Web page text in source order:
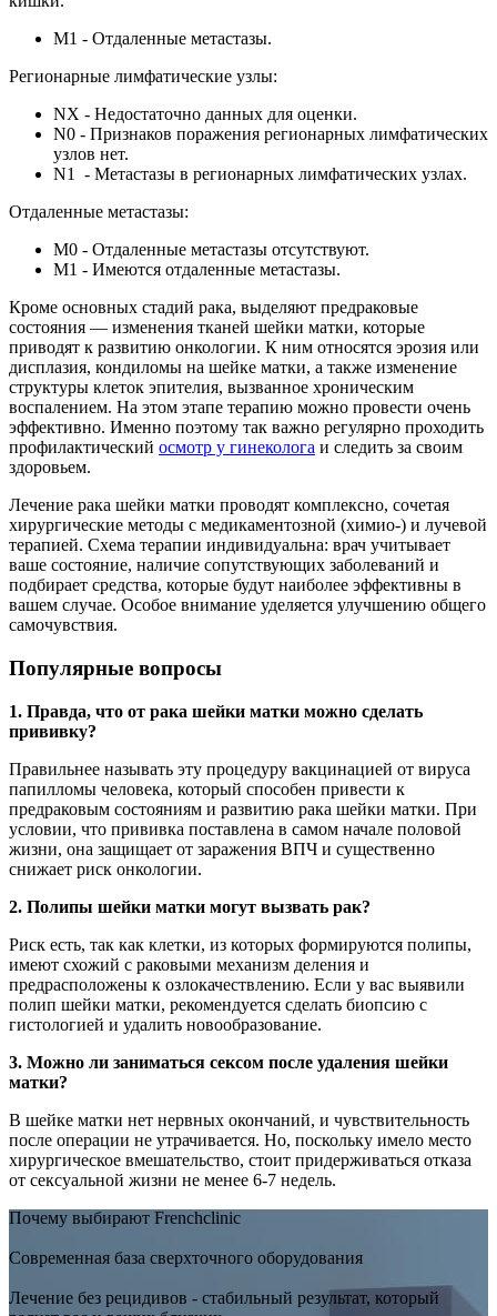
M1 - Отдаленные метастазы.
Регионарные лимфатические узлы:
NX - Недостаточно данных для оценки.
N0 - Признаков поражения регионарных лимфатических
узлов нет.
N1 - Метастазы в регионарных лимфатических узлах.
Отдаленные метастазы:
M0 - Отдаленные метастазы отсутствуют.
M1 - Имеются отдаленные метастазы.
Кроме основных стадий рака, выделяют предраковые
состояния — изменения тканей шейки матки, которые
приводят к развитию онкологии. К ним относятся эрозия или
дисплазия, кондиломы на шейке матки, а также изменение
структуры клеток эпителия, вызванное хроническим
воспалением. На этом этапе терапию можно провести очень
эффективно. Именно поэтому так важно регулярно проходить
профилактический осмотр у гинеколога и следить за своим
здоровьем.
Лечение рака шейки матки проводят комплексно, сочетая
хирургические методы с медикаментозной (химио-) и лучевой
терапией. Схема терапии индивидуальна: врач учитывает
ваше состояние, наличие сопутствующих заболеваний и
подбирает средства, которые будут наиболее эффективны в
вашем случае. Особое внимание уделяется улучшению общего
самочувствия.
Популярные вопросы
1. Правда, что от рака шейки матки можно сделать
прививку?
Правильнее называть эту процедуру вакцинацией от вируса
папилломы человека, который способен привести к
предраковым состояниям и развитию рака шейки матки. При
условии, что прививка поставлена в самом начале половой
жизни, она защищает от заражения ВПЧ и существенно
снижает риск онкологии.
2. Полипы шейки матки могут вызвать рак?
Риск есть, так как клетки, из которых формируются полипы,
имеют схожий с раковыми механизм деления и
предрасположены к озлокачествлению. Если у вас выявили
полип шейки матки, рекомендуется сделать биопсию с
гистологией и удалить новообразование.
3. Можно ли заниматься сексом после удаления шейки
матки?
В шейке матки нет нервных окончаний, и чувствительность
после операции не утрачивается. Но, поскольку имело место
хирургическое вмешательство, стоит придерживаться отказа
от сексуальной жизни не менее 6-7 недель.
Почему выбирают Frenchclinic
Современная база сверхточного оборудования
Лечение без рецидивов - стабильный результат, который